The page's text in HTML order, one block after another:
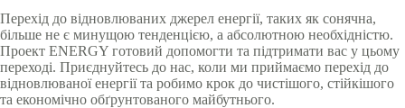
Перехід до відновлюваних джерел енергії, таких як сонячна,
більше не є минущою тенденцією, а абсолютною необхідністю.
Проект ENERGY готовий допомогти та підтримати вас у цьому
переході. Приєднуйтесь до нас, коли ми приймаємо перехід до
відновлюваної енергії та робимо крок до чистішого, стійкішого
та економічно обґрунтованого майбутнього.